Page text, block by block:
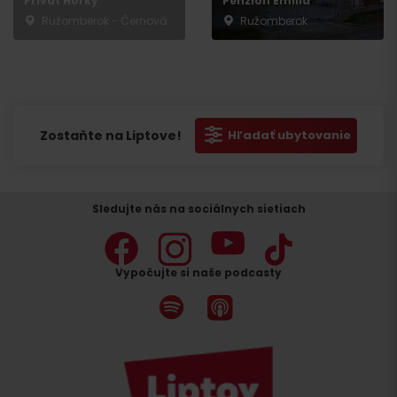
Ružomberok
Zostaňte na Liptove! Hľadať ubytovanie
Sledujte nás na sociálnych sietiach
Vypočujte si naše podcasty